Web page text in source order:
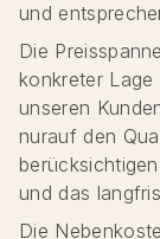
und
Die
konkreter
unseren
nurauf den
und das
Die